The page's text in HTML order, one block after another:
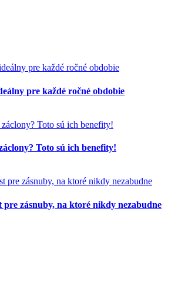
pre každé ročné obdobie
Toto sú ich benefity!
pre zásnuby, na ktoré nikdy nezabudne